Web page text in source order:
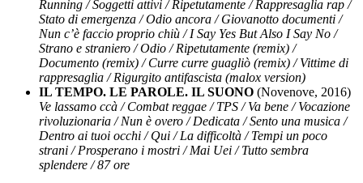
Running / Soggetti attivi / Ripetutamente / Rappresaglia rap /
Stato di emergenza / Odio ancora / Giovanotto documenti /
Nun c’è faccio proprio chiù / I Say Yes But Also I Say No /
Strano e straniero / Odio / Ripetutamente (remix) /
Documento (remix) / Curre curre guagliò (remix) / Vittime di
rappresaglia / Rigurgito antifascista (malox version)
IL TEMPO. LE PAROLE. IL SUONO (Novenove, 2016)
Ve lassamo ccà / Combat reggae / TPS / Va bene / Vocazione
rivoluzionaria / Nun è overo / Dedicata / Sento una musica /
Dentro ai tuoi occhi / Qui / La difficoltà / Tempi un poco
strani / Prosperano i mostri / Mai Uei / Tutto sembra
splendere / 87 ore